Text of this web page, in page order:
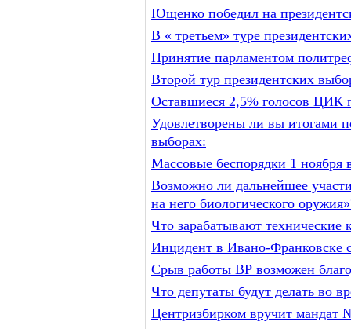
Ющенко победил на
В « третьем» туре
Принятие парламентом
Второй тур президентских
Оставшиеся 2,5% голосов ЦИК
Удовлетворены ли вы итогами
выборах:
Массовые беспорядки 1 ноября
Возможно ли дальнейшее
на него биологического
Что зарабатывают
Инцидент в Ивано-Франковске
Срыв работы ВР возможен
Что депутаты будут делать во
Центризбирком вручит мандат